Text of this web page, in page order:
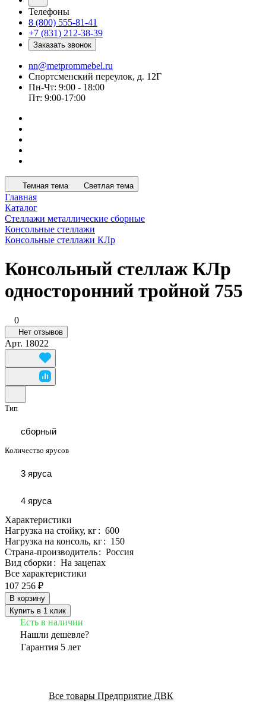
Телефоны
8 (800) 555-81-41
+7 (831) 212-38-39
Заказать звонок
nn@metprommebel.ru
Спортсменский переулок, д. 12Г
Пн-Чт: 9:00 - 18:00
Пт: 9:00-17:00
Темная тема Светлая тема
Главная
Каталог
Стеллажи металлические сборные
Консольные стеллажи
Консольные стеллажи КЛр
Консольный стеллаж КЛр
односторонний тройной 755
0
Нет отзывов
Арт. 18022
Тип
сборный
Количество ярусов
3 яруса
4 яруса
Характеристики
Нагрузка на стойку, кг: 600
Нагрузка на консоль, кг: 150
Страна-производитель: Россия
Вид сборки : На зацепах
Все характеристики
107 256 ₽
В корзину
Купить в 1 клик
Есть в наличии
Нашли дешевле?
Гарантия 5 лет
Все товары Предприятие ДВК